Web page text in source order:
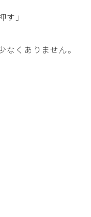
」
くありません。